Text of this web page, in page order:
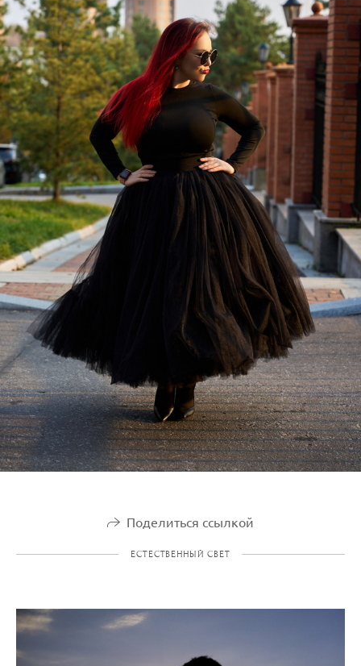
Поделиться ссылкой
ЕСТЕСТВЕННЫЙ СВЕТ